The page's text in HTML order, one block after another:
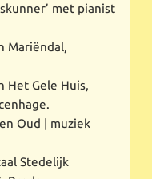
met pianist
Mariëndal,
Het Gele Huis,
Oud | muziek
Stedelijk